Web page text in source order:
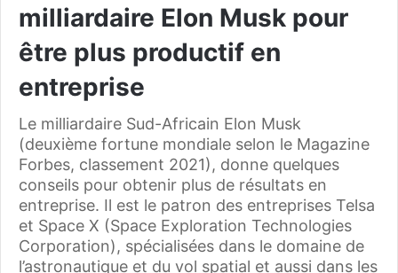
milliardaire Elon Musk pour
être plus productif en
entreprise
Le milliardaire Sud-Africain Elon Musk
(deuxième fortune mondiale selon le Magazine
Forbes, classement 2021), donne quelques
conseils pour obtenir plus de résultats en
entreprise. Il est le patron des entreprises Telsa
et Space X (Space Exploration Technologies
Corporation), spécialisées dans le domaine de
l’astronautique et du vol spatial et aussi dans les